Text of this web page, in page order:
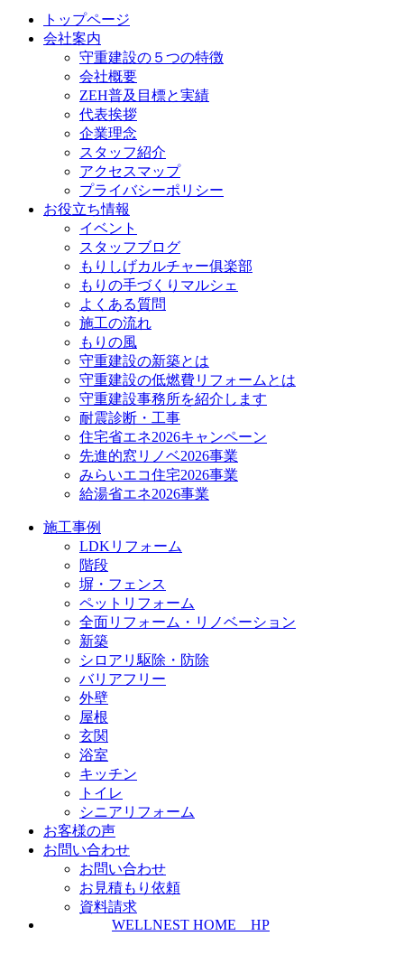
トップページ
会社案内
守重建設の５つの特徴
会社概要
ZEH普及目標と実績
代表挨拶
企業理念
スタッフ紹介
アクセスマップ
プライバシーポリシー
お役立ち情報
イベント
スタッフブログ
もりしげカルチャー俱楽部
もりの手づくりマルシェ
よくある質問
施工の流れ
もりの風
守重建設の新築とは
守重建設の低燃費リフォームとは
守重建設事務所を紹介します
耐震診断・工事
住宅省エネ2026キャンペーン
先進的窓リノベ2026事業
みらいエコ住宅2026事業
給湯省エネ2026事業
施工事例
LDKリフォーム
階段
塀・フェンス
ペットリフォーム
全面リフォーム・リノベーション
新築
シロアリ駆除・防除
バリアフリー
外壁
屋根
玄関
浴室
キッチン
トイレ
シニアリフォーム
お客様の声
お問い合わせ
お問い合わせ
お見積もり依頼
資料請求
WELLNEST HOME HP